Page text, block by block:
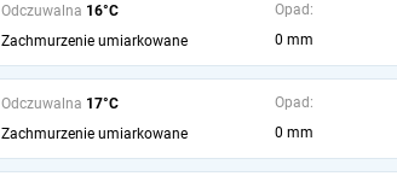
Odczuwalna 16°C
Zachmurzenie umiarkowane
Opad:
0 mm
Odczuwalna 17°C
Zachmurzenie umiarkowane
Opad:
0 mm